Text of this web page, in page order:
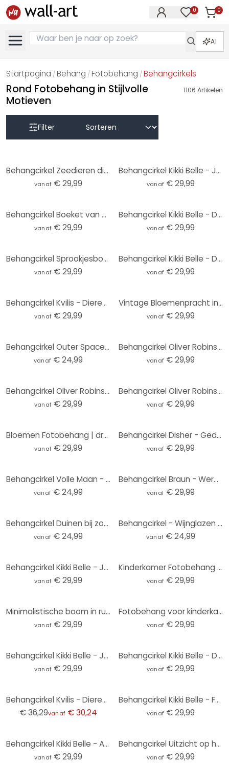
0 0
AI
Startpagina / Behang / Fotobehang /Behangcirkels
Rond Fotobehang in Stijlvolle
Motieven
1106 Artikelen
Filter
Behangcirkel Zeedieren diep in de oceaan - Oliver Robins - vliesbehang/zelfklevend vliesbehang
vanaf € 29,99
Behangcirkel Kikki Belle - Jungle Jive - vliesbehang/zelfklevend vliesbehang
vanaf € 29,99
Behangcirkel Boeket van gedroogde bloemen - Treechild - vliesbehang/zelfklevend vliesbehang
vanaf € 29,99
Behangcirkel Kikki Belle - Dino World - vliesbehang/zelfklevend vliesbehang
vanaf € 29,99
Behangcirkel Sprookjesbos met eenhoorns - Kikki Belle - vliesbehang/zelfklevend vliesbehang
vanaf € 29,99
Behangcirkel Kikki Belle - De Berenkoning - vliesbehang/zelfklevend vliesbehang
vanaf € 29,99
Behangcirkel Kvilis - Dieren in het Bos - vliesbehang/zelfklevend vliesbehang
vanaf € 29,99
Vintage Bloemenpracht in de Weide | Bloemenbehang - Lola Peacock - Rond - vliesbehang/zelfklevend vl
vanaf € 29,99
Behangcirkel Outer Space - vliesbehang/zelfklevend vliesbehang
vanaf € 24,99
Behangcirkel Oliver Robins - Animals and Palm Trees - vliesbehang/zelfklevend vliesbehang
vanaf € 29,99
Behangcirkel Oliver Robins - Kleurrijke boerderij met dieren - vliesbehang/zelfklevend vliesbehang
vanaf € 29,99
Behangcirkel Oliver Robins - Boomhut Feestje - vliesbehang/zelfklevend vliesbehang
vanaf € 29,99
Bloemen Fotobehang | droogbloemen - elegantie van vergankelijkheid - Boomkind - Rond - vliesbehang/z
vanaf € 29,99
Behangcirkel Disher - Gedroogde Bloemen - vliesbehang/zelfklevend vliesbehang
vanaf € 29,99
Behangcirkel Volle Maan - vliesbehang/zelfklevend vliesbehang
vanaf € 24,99
Behangcirkel Braun - Wereldkaart - vliesbehang/zelfklevend vliesbehang
vanaf € 29,99
Behangcirkel Duinen bij zonsondergang - vliesbehang/zelfklevend vliesbehang
vanaf € 24,99
Behangcirkel - Wijnglazen - vliesbehang/zelfklevend vliesbehang
vanaf € 24,99
Behangcirkel Kikki Belle - Jungle Jive - vliesbehang/zelfklevend vliesbehang
vanaf € 29,99
Kinderkamer Fotobehang Kleine teddybeer met ballon - Magnusson - Rond - vliesbehang/zelfklevend vlie
vanaf € 29,99
Minimalistische boom in rustig landschap | natuur Fotobehang - Meel - rond - vliesbehang/zelfklevend
vanaf € 29,99
Fotobehang voor kinderkamer - Onderwateravontuur met zeedieren - Oliver Robins - Rond - vliesbehang/
vanaf € 29,99
Behangcirkel Kikki Belle - Jungle Cats - vliesbehang/zelfklevend vliesbehang
vanaf € 29,99
Behangcirkel Kikki Belle - Dino Avontuur - vliesbehang/zelfklevend vliesbehang
vanaf € 29,99
Behangcirkel Kvilis - Dierenvrienden in het Bos - vliesbehang/zelfklevend vliesbehang
€ 36,29vanaf € 30,24
Behangcirkel Kikki Belle - Forest Fun - vliesbehang/zelfklevend vliesbehang
vanaf € 29,99
Behangcirkel Kikki Belle - Animals around the World - vliesbehang/zelfklevend vliesbehang
vanaf € 29,99
Behangcirkel Uitzicht op het meer - Keller - vliesbehang/zelfklevend vliesbehang
vanaf € 29,99